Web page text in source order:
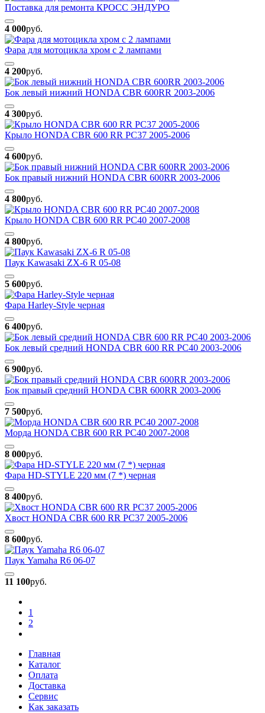
Поставка для ремонта КРОСС ЭНДУРО
4 000руб.
Фара для мотоцикла хром с 2 лампами
4 200руб.
Бок левый нижний HONDA CBR 600RR 2003-2006
4 300руб.
Крыло HONDA CBR 600 RR PC37 2005-2006
4 600руб.
Бок правый нижний HONDA CBR 600RR 2003-2006
4 800руб.
Крыло HONDA CBR 600 RR PC40 2007-2008
4 800руб.
Паук Kawasaki ZX-6 R 05-08
5 600руб.
Фара Harley-Style черная
6 400руб.
Бок левый средний HONDA CBR 600 RR PC40 2003-2006
6 900руб.
Бок правый средний HONDA CBR 600RR 2003-2006
7 500руб.
Морда HONDA CBR 600 RR PC40 2007-2008
8 000руб.
Фара HD-STYLE 220 мм (7 *) черная
8 400руб.
Хвост HONDA CBR 600 RR PC37 2005-2006
8 600руб.
Паук Yamaha R6 06-07
11 100руб.
1
2
Главная
Каталог
Оплата
Доставка
Сервис
Как заказать